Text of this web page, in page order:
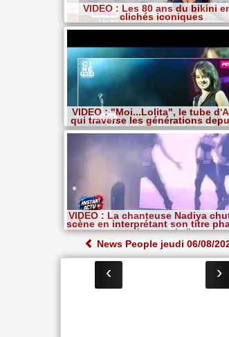
VIDEO : Les 80 ans du bikini
clichés iconiques
VIDEO : "Moi...Lolita", le tube
qui traverse les générations
ans
VIDEO : La chanteuse Nadiya
scène en interprétant son titre
c'est parti..."
News People jeudi 06/08/
‹ ›